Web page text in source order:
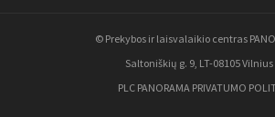
© Prekybos ir laisvalaikio centras
Saltoniškių g. 9, LT-08105 Vilnius
PLC PANORAMA PRIVATUMO